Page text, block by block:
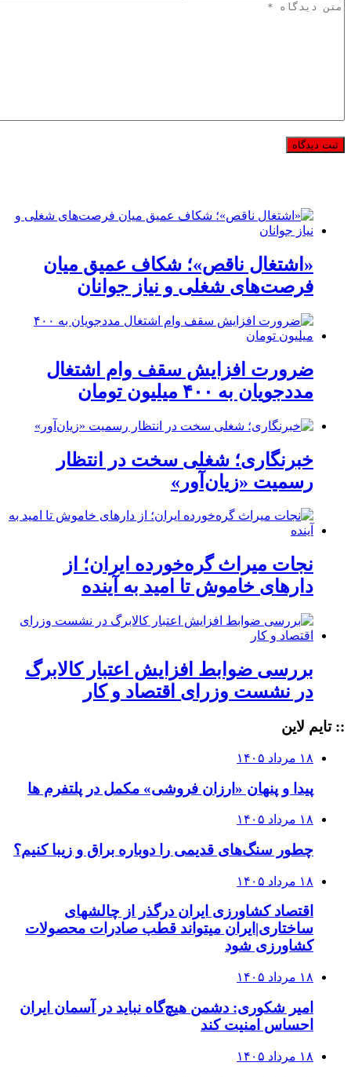
«اشتغال ناقص»؛ شکاف عمیق میان
فرصت‌های شغلی و نیاز جوانان
ضرورت افزایش سقف وام اشتغال
مددجویان به ۴۰۰ میلیون تومان
خبرنگاری؛ شغلی سخت در انتظار
رسمیت «زیان‌آور»
نجات میراث گره‌خورده ایران؛ از
دارهای خاموش تا امید به آینده
بررسی ضوابط افزایش اعتبار کالابرگ
در نشست وزرای اقتصاد و کار
:: تایم لاین
۱۸ مرداد ۱۴۰۵
پیدا و پنهان «ارزان فروشی» مکمل در پلتفرم ها
۱۸ مرداد ۱۴۰۵
چطور سنگ‌های قدیمی را دوباره براق و زیبا کنیم؟
۱۸ مرداد ۱۴۰۵
اقتصاد کشاورزی ایران درگذر از چالشهای
ساختاری|ایران میتواند قطب صادرات محصولات
کشاورزی شود
۱۸ مرداد ۱۴۰۵
امیر شکوری: دشمن هیچ‌گاه نباید در آسمان ایران
احساس امنیت کند
۱۸ مرداد ۱۴۰۵